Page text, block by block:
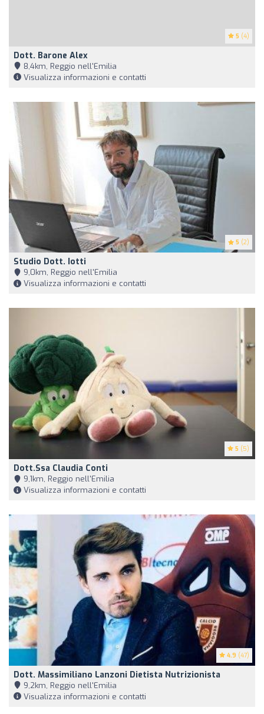
5 (4)
Dott. Barone Alex
8,4km, Reggio nell'Emilia
Visualizza informazioni e contatti
5 (2)
Studio Dott. Iotti
9,0km, Reggio nell'Emilia
Visualizza informazioni e contatti
5 (5)
Dott.ssa Claudia Conti
9,1km, Reggio nell'Emilia
Visualizza informazioni e contatti
4.9 (47)
Dott. Massimiliano Lanzoni Dietista Nutrizionista
9,2km, Reggio nell'Emilia
Visualizza informazioni e contatti